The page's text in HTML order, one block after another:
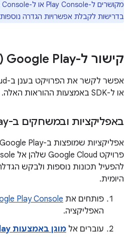
בדרישות לקבלת אפשרויות הגדרה
קישור ל-Google Play (מומלץ)
או ל-SDK באמצעות ההוראות האלה.
באפליקציות ובמשחקים ב-Google Play
היומית.
פותחים את Play Console
האפליקציה.
עוברים אל מוגן באמצעות Play